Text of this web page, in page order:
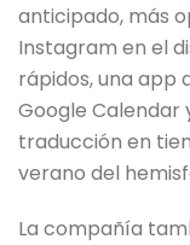
anticipado, más
Instagram en el
rápidos, una app
Google Calendar
traducción en
verano del
La compañía